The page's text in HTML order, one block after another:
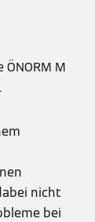
M
nicht
bei